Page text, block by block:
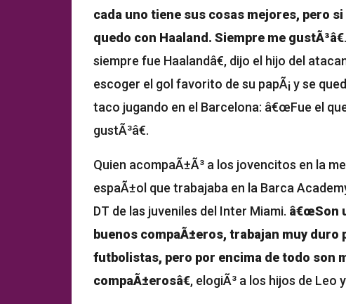
cada uno tiene sus cosas mejores, pero
quedo con Haaland. Siempre me gustÃ³â€
siempre fue Haalandâ€, dijo el hijo del
escoger el gol favorito de su papÃ¡ y se
taco jugando en el Barcelona: â€œFue el
gustÃ³â€.
Quien acompaÃ±Ã³ a los jovencitos en la
espaÃ±ol que trabajaba en la Barca
DT de las juveniles del Inter Miami. â€œSon
buenos compaÃ±eros, trabajan muy duro
futbolistas, pero por encima de todo son
compaÃ±erosâ€, elogiÃ³ a los hijos de Leo